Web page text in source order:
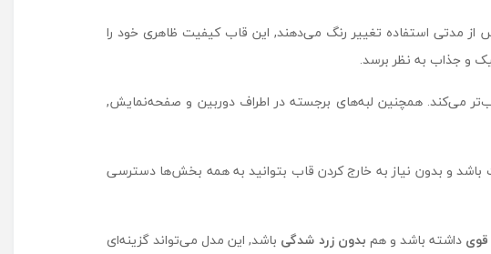
مدتی استفاده تغییر رنگ می‌دهند, این قاب کیفیت ظاهری خود را
و جذاب به نظر برسد.
می‌کند. همچنین لبه‌های برجسته در اطراف دوربین و صفحه‌نمایش,
باشد و بدون نیاز به خارج کردن قاب بتوانید به همه بخش‌ها دسترسی
داشته باشد و هم بدون زرد شدگی باشد, این مدل می‌تواند گزینه‌ای